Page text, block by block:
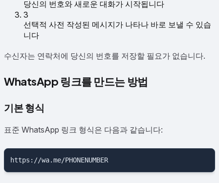
당신의 번호와 새로운 대화가 시작됩니다
3
선택적 사전 작성된 메시지가 나타나 바로 보낼 수 있습
니다
수신자는 연락처에 당신의 번호를 저장할 필요가 없습니다.
WhatsApp 링크를 만드는 방법
기본 형식
표준 WhatsApp 링크 형식은 다음과 같습니다: